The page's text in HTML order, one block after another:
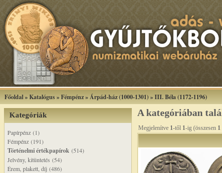
Főoldal»Katalógus»Fémpénz»Árpád-ház (1000-1301)»III. Béla (1172-1196)
Kategóriák
Papírpénz (1)
Fémpénz (191)
Történelmi értékpapírok (514)
Jelvény, kitüntetés (54)
Érem, plakett, díj (486)
A kategóriában
Megjelenítve 1-től 1-ig (összesen 1